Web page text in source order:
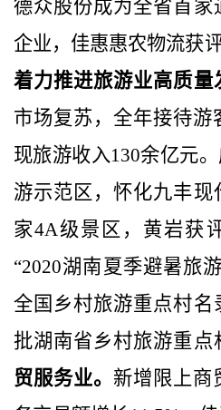
德众股份成为全省首家
企业，佳惠惠农物流获
着力推进旅游业高质量
市场复苏，全年接待游
现旅游收入130余亿元
游示范区，怀化九丰现
家4A级景区，黄岩获
“2020湖南夏季避暑旅
全国乡村旅游重点村名
批湖南省乡村旅游重点
贸服务业。 新增限上商